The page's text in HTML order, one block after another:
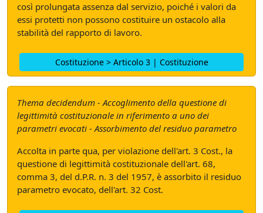
così prolungata assenza dal servizio, poiché i valori da
essi protetti non possono costituire un ostacolo alla
stabilità del rapporto di lavoro.
Costituzione > Articolo 3 | Costituzione
Thema decidendum - Accoglimento della questione di
legittimità costituzionale in riferimento a uno dei
parametri evocati - Assorbimento del residuo parametro
Accolta in parte qua, per violazione dell'art. 3 Cost., la
questione di legittimità costituzionale dell'art. 68,
comma 3, del d.P.R. n. 3 del 1957, è assorbito il residuo
parametro evocato, dell'art. 32 Cost.